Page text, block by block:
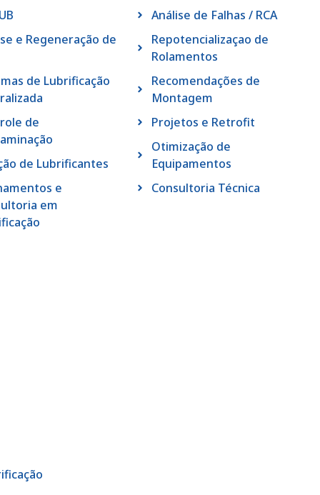
e Regeneração de
de Lubrificação
de
de Lubrificantes
e
em
Análise de Falhas / RCA
Repotencializaçao de
Rolamentos
Recomendações de
Montagem
Projetos e Retrofit
Otimização de
Equipamentos
Consultoria Técnica